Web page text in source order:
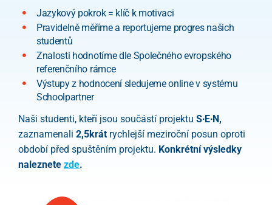
Jazykový pokrok = klíč k motivaci
Pravidelně měříme a reportujeme progres našich
studentů
Znalosti hodnotíme dle Společného evropského
referenčního rámce
Výstupy z hodnocení sledujeme online v systému
Schoolpartner
Naši studenti, kteří jsou součástí projektu S∙E∙N,
zaznamenali 2,5krát rychlejší meziroční posun oproti
období před spuštěním projektu. Konkrétní výsledky
naleznete zde.